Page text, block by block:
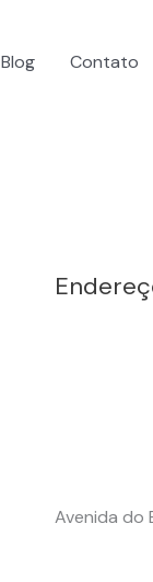
Blog Contato
Avenida do